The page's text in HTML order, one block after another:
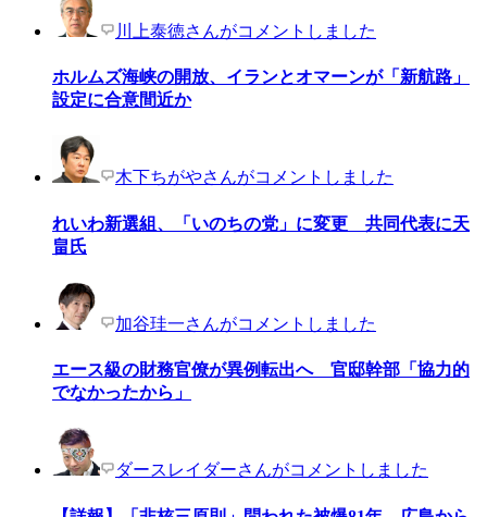
川上泰徳さんがコメントしました
ホルムズ海峡の開放、イランとオマーンが「新航路」
設定に合意間近か
木下ちがやさんがコメントしました
れいわ新選組、「いのちの党」に変更 共同代表に天
畠氏
加谷珪一さんがコメントしました
エース級の財務官僚が異例転出へ 官邸幹部「協力的
でなかったから」
ダースレイダーさんがコメントしました